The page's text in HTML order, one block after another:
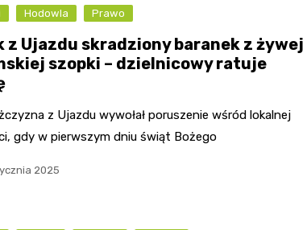
Hodowla Prawo
Ujazdu skradziony baranek z żywej
szopki – dzielnicowy ratuje
z Ujazdu wywołał poruszenie wśród lokalnej
gdy w pierwszym dniu świąt Bożego
2025